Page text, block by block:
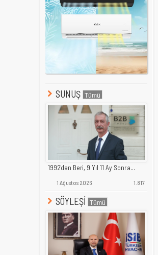
SUNUŞ
1992'den Beri, 9 Yıl 11 Ay Sonra...
1 Ağustos 2026 1.817
SÖYLEŞİ